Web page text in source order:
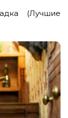
(Лучшие